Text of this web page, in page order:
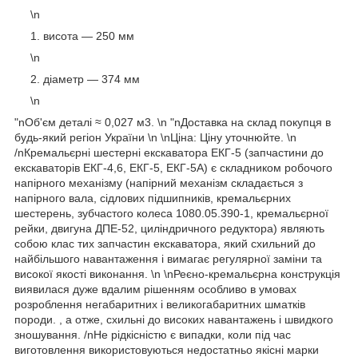
\n
висота — 250 мм
\n
діаметр — 374 мм
\n
"nОб'єм деталі ≈ 0,027 м3. \n "nДоставка на склад покупця в
будь-який регіон України \n \nЦіна: Ціну уточнюйте. \n
/nКремальєрні шестерні екскаватора ЕКГ-5 (запчастини до
екскаваторів ЕКГ-4,6, ЕКГ-5, ЕКГ-5А) є складником робочого
напірного механізму (напірний механізм складається з
напірного вала, сідлових підшипників, кремальєрних
шестерень, зубчастого колеса 1080.05.390-1, кремальєрної
рейки, двигуна ДПЕ-52, циліндричного редуктора) являють
собою клас тих запчастин екскаватора, який схильний до
найбільшого навантаження і вимагає регулярної заміни та
високої якості виконання. \n \nРеєно-кремальєрна конструкція
виявилася дуже вдалим рішенням особливо в умовах
розроблення негабаритних і великогабаритних шматків
породи. , а отже, схильні до високих навантажень і швидкого
зношування. /nНе рідкісністю є випадки, коли під час
виготовлення використовуються недостатньо якісні марки